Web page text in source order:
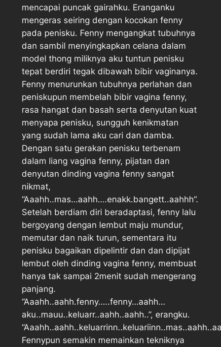
mencapai puncak gairahku. Eranganku
mengeras seiring dengan kocokan fenny
pada penisku. Fenny mengangkat tubuhnya
dan sambil menyingkapkan celana dalam
model thong miliknya aku tuntun penisku
tepat berdiri tegak dibawah bibir vaginanya.
Fenny menurunkan tubuhnya perlahan dan
peniskupun membelah bibir vagina fenny,
rasa hangat dan basah serta denyutan kuat
menyapa penisku, sungguh kenikmatan
yang sudah lama aku cari dan damba.
Dengan satu gerakan penisku terbenam
dalam liang vagina fenny, pijatan dan
denyutan dinding vagina fenny sangat
nikmat,
“Aaahh..mas…aahh….enakk.bangett..aahhh”.
Setelah berdiam diri beradaptasi, fenny lalu
bergoyang dengan lembut maju mundur,
memutar dan naik turun, sementara itu
penisku bagaikan dipelintir dan dan dipijat
lembut oleh dinding vagina fenny, membuat
hanya tak sampai 2menit sudah mengerang
panjang.
“Aaahh..aahh.fenny…..fenny…aahh…
aku..mauu..keluarr..aahh..aahh..”, erangku.
Fennypun semakin memainkan tekniknya